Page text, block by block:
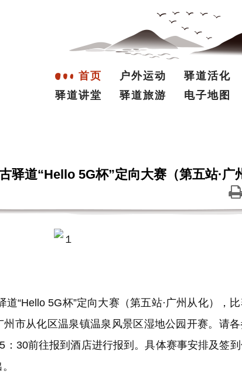
首页 户外运动 驿道活化
驿道讲堂
驿道旅游 电子地图
驿道“Hello 5G杯”定向大赛（第五站·广
5G杯”定向大赛（第五站·广州从化），
市从化区温泉镇温泉风景区湿地公园开赛。请
30前往报到酒店进行报到。具体赛事安排及签到